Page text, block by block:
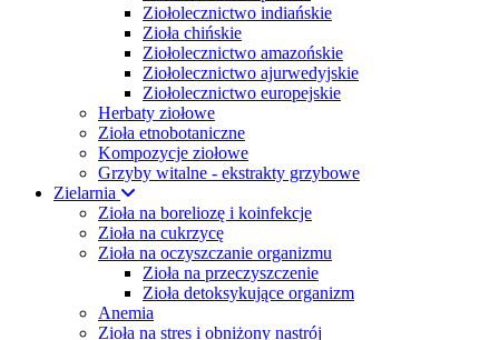
Ziołolecznictwo indiańskie
Zioła chińskie
Ziołolecznictwo amazońskie
Ziołolecznictwo ajurwedyjskie
Ziołolecznictwo europejskie
Herbaty ziołowe
Zioła etnobotaniczne
Kompozycje ziołowe
Grzyby witalne - ekstrakty grzybowe
Zielarnia
Zioła na boreliozę i koinfekcje
Zioła na cukrzycę
Zioła na oczyszczanie organizmu
Zioła na przeczyszczenie
Zioła detoksykujące organizm
Anemia
Zioła na stres i obniżony nastrój